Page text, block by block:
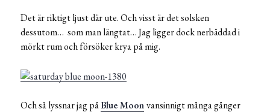
Det är riktigt ljust där ute. Och visst är det solsken
dessutom… som man längtat… Jag ligger dock nerbäddad i
mörkt rum och försöker krya på mig.
Och så lyssnar jag påBlue Moonvansinnigt många gånger